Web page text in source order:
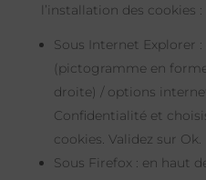
l’installation des cookies :
Sous Internet Explorer
(pictogramme en
droite) / options
Confidentialité et
cookies. Validez sur Ok.
Sous Firefox : en haut